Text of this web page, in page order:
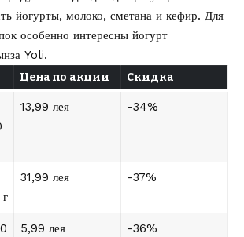
йогурты, молоко, сметана и кефир. Для
особенно интересны йогурт
Yoli.
Цена по акции Скидка
13,99 лея -34%
31,99 лея -37%
5,99 лея -36%